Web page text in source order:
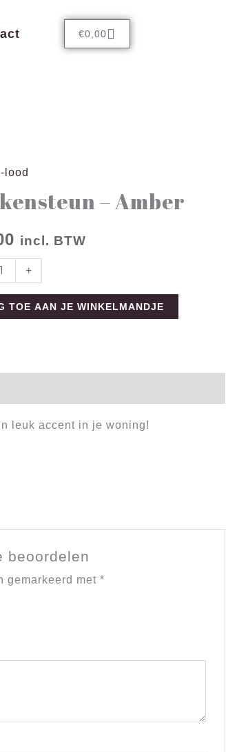
€0,00Cart
lood
– Amber
incl. BTW
+
TOE AAN JE WINKELMANDJE
leuk accent in je woning!
beoordelen
gemarkeerd met *